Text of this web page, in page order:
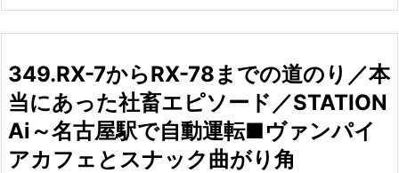
349.RX-7からRX-78までの道のり／本
当にあった社畜エピソード／STATION
Ai～名古屋駅で自動運転■ヴァンパイ
アカフェとスナック曲がり角